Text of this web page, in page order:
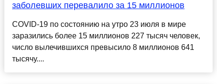
заболевших перевалило за 15 миллионов
COVID-19 по состоянию на утро 23 июля в мире
заразились более 15 миллионов 227 тысяч человек,
число вылечившихся превысило 8 миллионов 641
тысячу....